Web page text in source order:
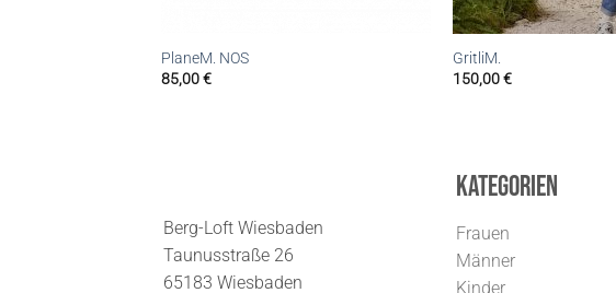
PlaneM. NOS
85,00€
GritliM.
150,00€
Berg-Loft Wiesbaden
Taunusstraße 26
65183 Wiesbaden
Kategorien
Frauen
Männer
Kinder